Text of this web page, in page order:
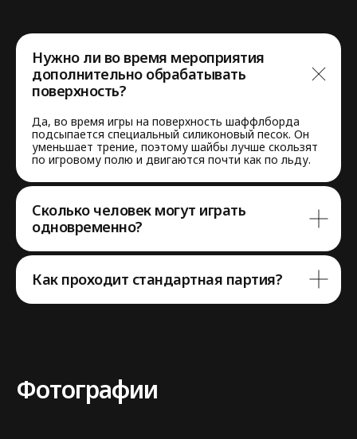
Нужно ли во время мероприятия
дополнительно обрабатывать
поверхность?
Да, во время игры на поверхность шаффлборда
подсыпается специальный силиконовый песок. Он
уменьшает трение, поэтому шайбы лучше скользят
по игровому полю и двигаются почти как по льду.
Сколько человек могут играть
одновременно?
Как проходит стандартная партия?
Фотографии